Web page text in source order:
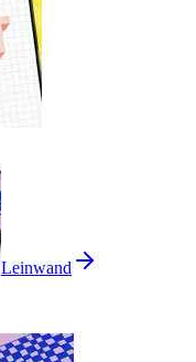
Leinwand